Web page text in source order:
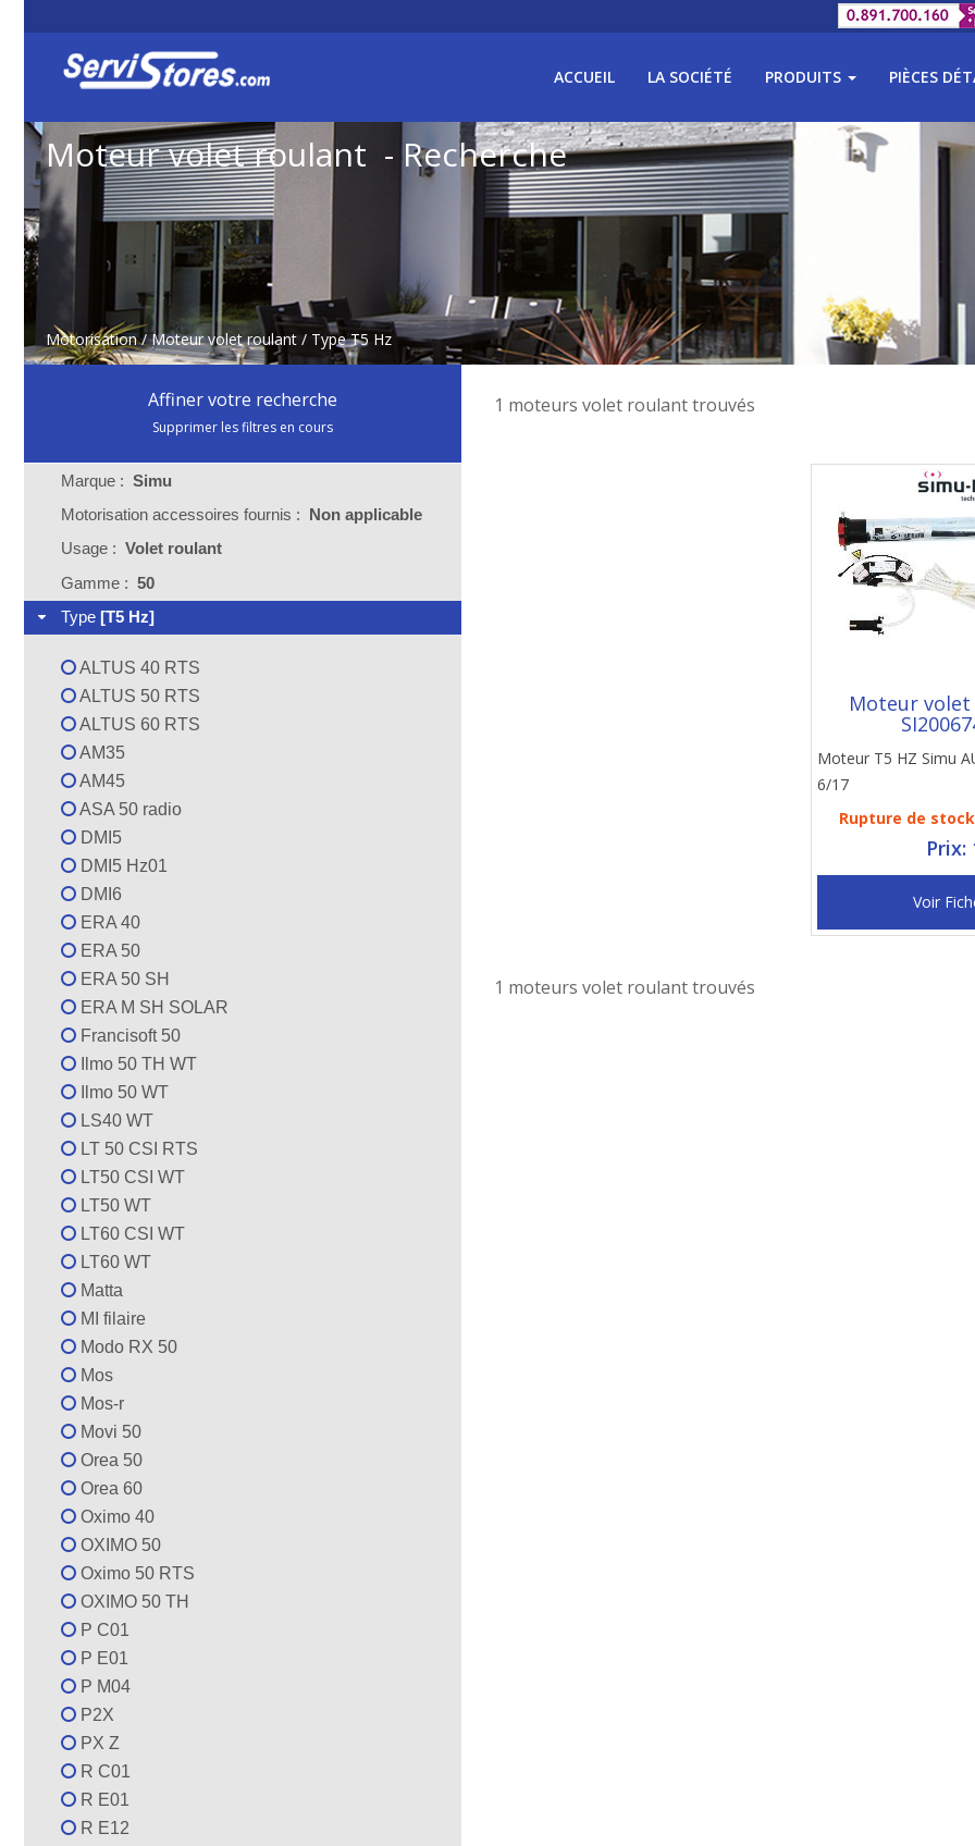
ACCUEIL LA SOCIÉTÉ PRODUITS PIÈCES
Moteur volet roulant - Recherche
Motorisation /Moteur volet roulant / Type T5 Hz
Affiner votre recherche
Supprimer les filtres en cours
Marque : Simu
Motorisation accessoires fournis : Non applicable
Usage : Volet roulant
Gamme : 50
Type [T5 Hz]
ALTUS 40 RTS
ALTUS 50 RTS
ALTUS 60 RTS
AM35
AM45
ASA 50 radio
DMI5
DMI5 Hz01
DMI6
ERA 40
ERA 50
ERA 50 SH
ERA M SH SOLAR
Francisoft 50
Ilmo 50 TH WT
Ilmo 50 WT
LS40 WT
LT 50 CSI RTS
LT50 CSI WT
LT50 WT
LT60 CSI WT
LT60 WT
Matta
MI filaire
Modo RX 50
Mos
Mos-r
Movi 50
Orea 50
Orea 60
Oximo 40
OXIMO 50
Oximo 50 RTS
OXIMO 50 TH
P C01
P E01
P M04
P2X
PX Z
R C01
R E01
R E12
1 moteurs volet roulant trouvés
Moteur
Moteur T5 HZ Simu
6/17
Rupture de
Prix:
Voir
1 moteurs volet roulant trouvés